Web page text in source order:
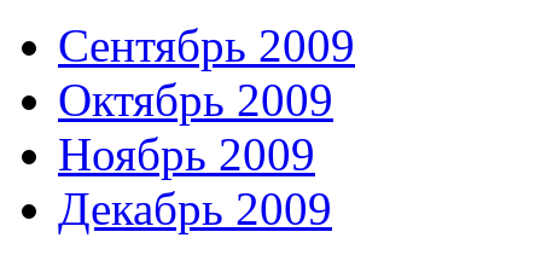
Сентябрь 2009
Октябрь 2009
Ноябрь 2009
Декабрь 2009